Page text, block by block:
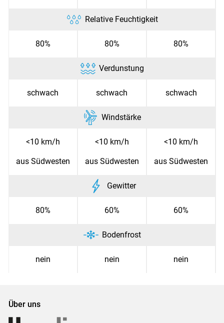
Relative Feuchtigkeit
80% 80% 80%
Verdunstung
schwach schwach schwach
Windstärke
<10 km/h
aus Südwesten
<10 km/h
aus Südwesten
<10 km/h
aus Südwesten
Gewitter
80% 60% 60%
Bodenfrost
nein nein nein
Über uns